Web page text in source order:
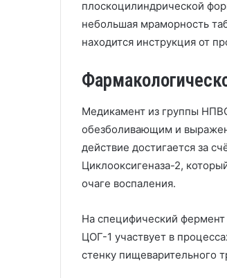
плоскоцилиндрической
небольшая мраморность
находится инструкция от
Медикамент из группы
обезболивающим и
действие достигается за
Циклооксигеназа-2,
очаге воспаления.
На специфический
ЦОГ-1 участвует в
стенку пищеварительного